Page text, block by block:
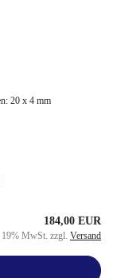
20 x 4 mm
184,00 EUR
19% MwSt. zzgl. Versand